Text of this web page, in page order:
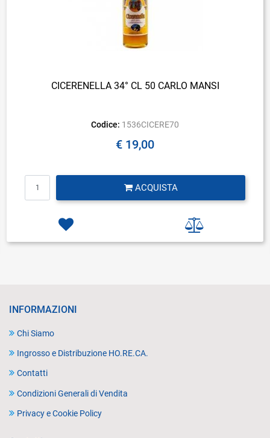
CICERENELLA 34° CL 50 CARLO MANSI
Codice: 1536CICERE70
€ 19,00
ACQUISTA
INFORMAZIONI
Chi Siamo
Ingrosso e Distribuzione HO.RE.CA.
Contatti
Condizioni Generali di Vendita
Privacy e Cookie Policy